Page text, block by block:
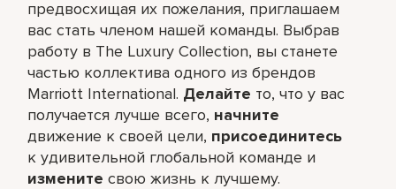
предвосхищая их пожелания, приглашаем
вас стать членом нашей команды. Выбрав
работу в The Luxury Collection, вы станете
частью коллектива одного из брендов
Marriott International. Делайте то, что у вас
получается лучше всего,​ начните
движение к своей цели, присоединитесь
к удивительной глобальной команде и
измените свою жизнь к лучшему.